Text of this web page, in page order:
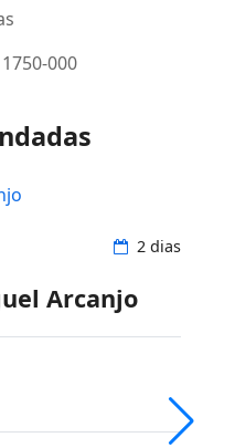
000
2 dias
Arcanjo